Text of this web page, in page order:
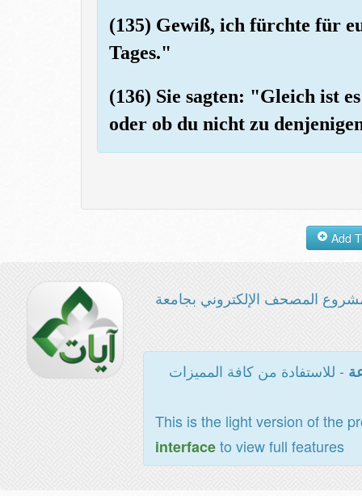
(135) Gewiß, ich fürchte für
Tages."
(136) Sie sagten: "Gleich ist
oder ob du nicht zu
المصحف الإلكتروني بجامعة
- للاستفادة من كافة المميزات
This is the light version of the
interfaceto view full features